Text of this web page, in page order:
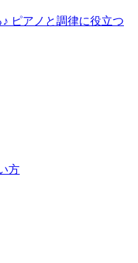
ピアノと調律に役立つ
方